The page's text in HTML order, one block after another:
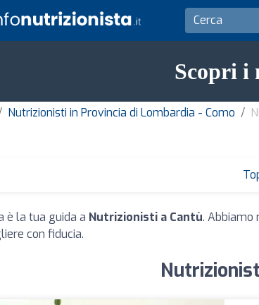
Scopri i
Nutrizionisti in Provincia di Lombardia - Como
è la tua guida a Nutrizionisti a Cantù. Abbiamo
con fiducia.